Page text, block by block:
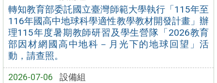
轉知教育部委託國立臺灣師範大學執行「115年至
116年國高中地球科學適性教學教材開發計畫」辦
理115年度暑期教師研習及學生營隊「2026教育
部因材網國高中地科－月光下的地球回望」活
動，請查照。
2026-07-06 設備組